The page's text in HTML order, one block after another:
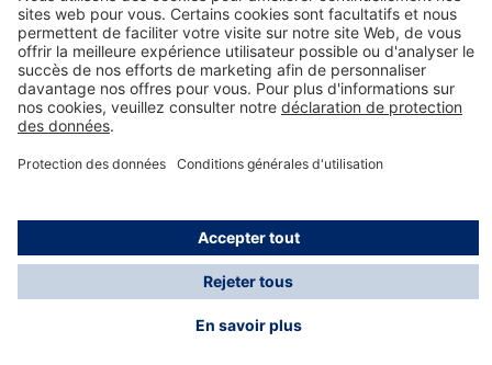
Nous contacter
A propos de Dräger
Informations
*Les taxes et les frais d'expédition ne sont pas inclus
dans les prix indiqués, sauf mention contraire. Des frais
supplémentaires peuvent s'appliquer.